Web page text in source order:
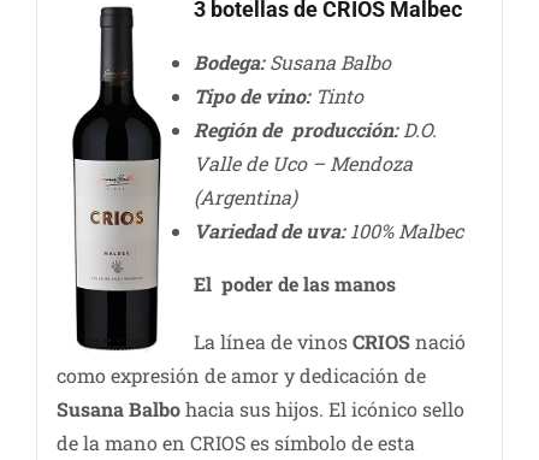
3 botellas de CRIOS Malbec
Bodega:Susana Balbo
Tipo de vino: Tinto
Región de producción:D.O.
Valle de Uco – Mendoza
(Argentina)
Variedad de uva:100% Malbec
El poder de las manos
La línea de vinosCRIOSnació
como expresión de amor y dedicación de
Susana Balbohacia sus hijos. El icónico sello
de la mano en CRIOS es símbolo de esta